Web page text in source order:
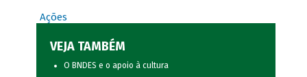
Ações
VEJA TAMBÉM
O BNDES e o apoio à cultura